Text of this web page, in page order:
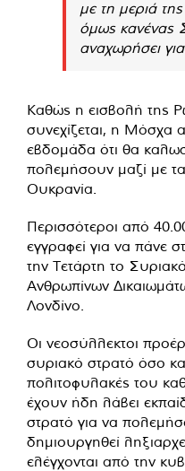
με τη μεριά
όμως κανένας
αναχωρήσει
Καθώς η εισβολή της
συνεχίζεται, η Μόσχα
εβδομάδα ότι θα
πολεμήσουν μαζί με
Ουκρανία.
Περισσότεροι από
εγγραφεί για να πάνε
την Τετάρτη το
Ανθρωπίνων
Λονδίνο.
Οι νεοσύλλεκτοι
συριακό στρατό όσο
πολιτοφυλακές του
έχουν ήδη λάβει
στρατό για να
δημιουργηθεί
ελέγχονται από την